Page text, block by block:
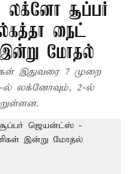
: லக்னோ சூப்பர்
நைட்
மோதல்
ல் லக்னோவும், 2-ல்